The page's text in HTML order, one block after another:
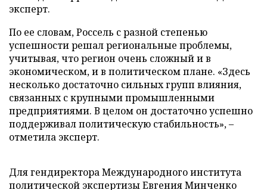
эксперт.
По ее словам, Россель с разной степенью
успешности решал региональные проблемы,
учитывая, что регион очень сложный и в
экономическом, и в политическом плане. «Здесь
несколько достаточно сильных групп влияния,
связанных с крупными промышленными
предприятиями. В целом он достаточно успешно
поддерживал политическую стабильность», –
отметила эксперт.
Для гендиректора Международного института
политической экспертизы Евгения Минченко